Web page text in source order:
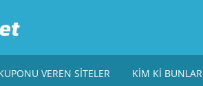
VEREN SITELER KIM KI BUNLAR